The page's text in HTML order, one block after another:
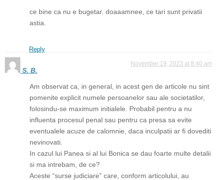
ce bine ca nu e bugetar. doaaamnee, ce tari sunt privatii
astia.
Reply
S. B.
November 19, 2023 at 8:40 am
Am observat ca, in general, in acest gen de articole nu sint
pomenite explicit numele persoanelor sau ale societatilor,
folosindu-se maximum initialele. Probabil pentru a nu
influenta procesul penal sau pentru ca presa sa evite
eventualele acuze de calomnie, daca inculpatii ar fi dovediti
nevinovati.
In cazul lui Panea si al lui Bonica se dau foarte multe detalii
si ma intrebam, de ce?
Aceste “surse judiciare” care, conform articolului, au